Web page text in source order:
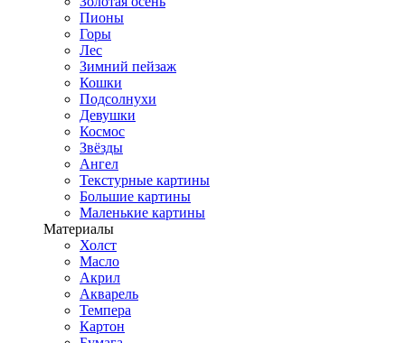
Пионы
Горы
Лес
Зимний пейзаж
Кошки
Подсолнухи
Девушки
Космос
Звёзды
Ангел
Текстурные картины
Большие картины
Маленькие картины
Материалы
Холст
Масло
Акрил
Акварель
Темпера
Картон